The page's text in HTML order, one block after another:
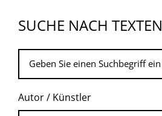
SUCHE NACH TEXTEN
Autor / Künstler